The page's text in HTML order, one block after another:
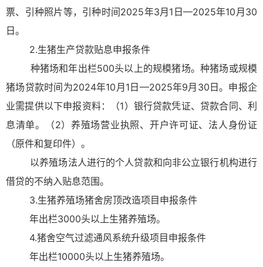
票、引种照片等，引种时间2025年3月1日—2025年10月30
日。
2.生猪生产贷款贴息申报条件
种猪场和年出栏500头以上的规模猪场。种猪场或规模
猪场贷款时间为2024年10月1日—2025年9月30日。申报企
业需提供以下申报资料：（1）银行贷款凭证、贷款合同、利
息清单。（2）养殖场营业执照、开户许可证、法人身份证
（原件和复印件）。
以养殖场法人进行的个人贷款和向非公立银行机构进行
借贷的不纳入贴息范围。
3.生猪养殖场猪舍房顶改造项目申报条件
年出栏3000头以上生猪养殖场。
4.猪舍空气过滤通风系统升级项目申报条件
年出栏10000头以上生猪养殖场。